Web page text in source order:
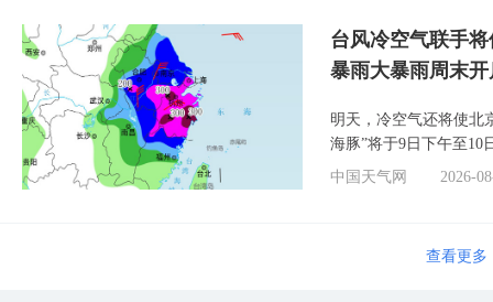
台风冷空气联手
暴雨大暴雨周末开
明天，冷空气还将使北
海豚”将于9日下午至10
中国天气网
2026-
查看更多